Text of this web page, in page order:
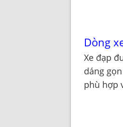
Dòng
Xe đạp
dáng
phù hợp